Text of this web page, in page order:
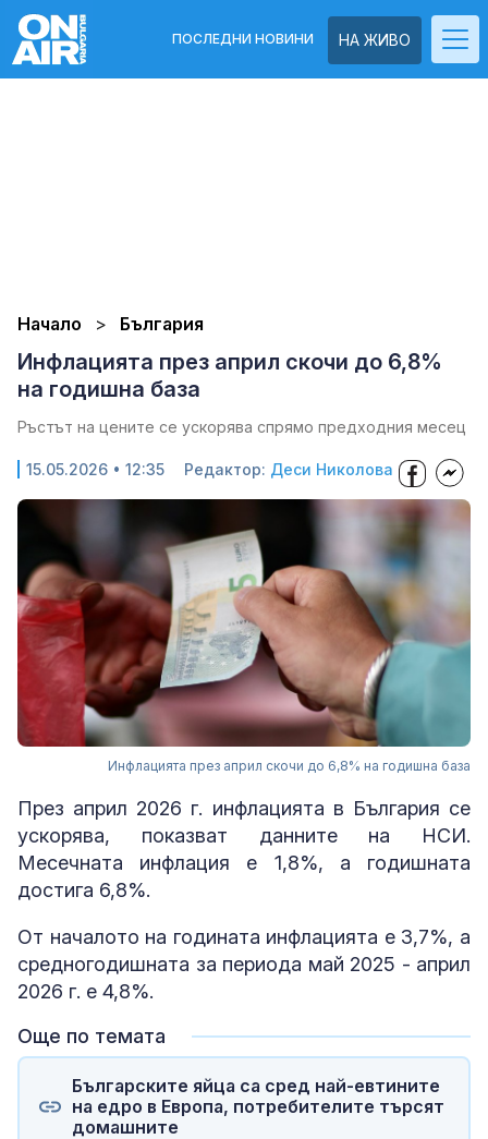
НА ЖИВО
ПОСЛЕДНИ НОВИНИ
Начало България
Инфлацията през април скочи до 6,8%
на годишна база
Ръстът на цените се ускорява спрямо предходния месец
15.05.2026 • 12:35 Редактор: Деси Николова
Инфлацията през април скочи до 6,8% на годишна база
През април 2026 г. инфлацията в България се
ускорява, показват данните на НСИ.
Месечната инфлация е 1,8%, а годишната
достига 6,8%.
От началото на годината инфлацията е 3,7%, а
средногодишната за периода май 2025 - април
2026 г. е 4,8%.
Още по темата
Българските яйца са сред най-евтините
на едро в Европа, потребителите търсят
домашните